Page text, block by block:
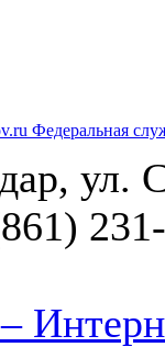
Федеральная
ул.
–